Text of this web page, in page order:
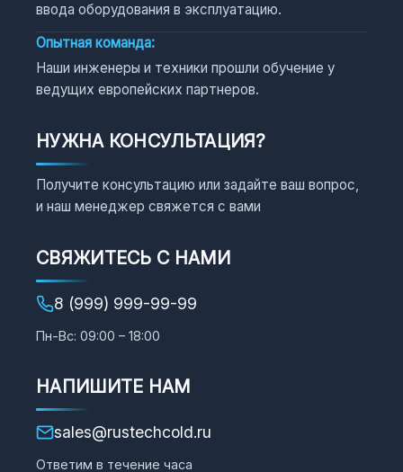
ввода оборудования в эксплуатацию.
Опытная команда:
Наши инженеры и техники прошли обучение у
ведущих европейских партнеров.
НУЖНА КОНСУЛЬТАЦИЯ?
Получите консультацию или задайте ваш вопрос,
и наш менеджер свяжется с вами
СВЯЖИТЕСЬ С НАМИ
8 (999) 999-99-99
Пн-Вс: 09:00 – 18:00
НАПИШИТЕ НАМ
sales@rustechcold.ru
Ответим в течение часа